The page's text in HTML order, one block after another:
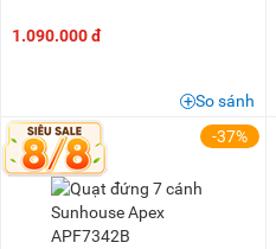
1.090.000 đ
So sánh
-37%